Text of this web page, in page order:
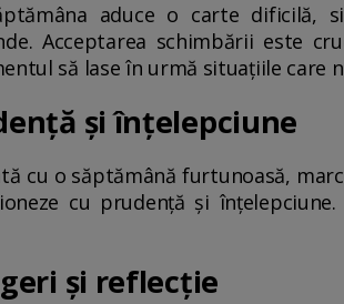
aduce o carte dificilă,
Acceptarea schimbării este
să lase în urmă situațiile care
și înțelepciune
cu o săptămână furtunoasă,
cu prudență și
și reflecție